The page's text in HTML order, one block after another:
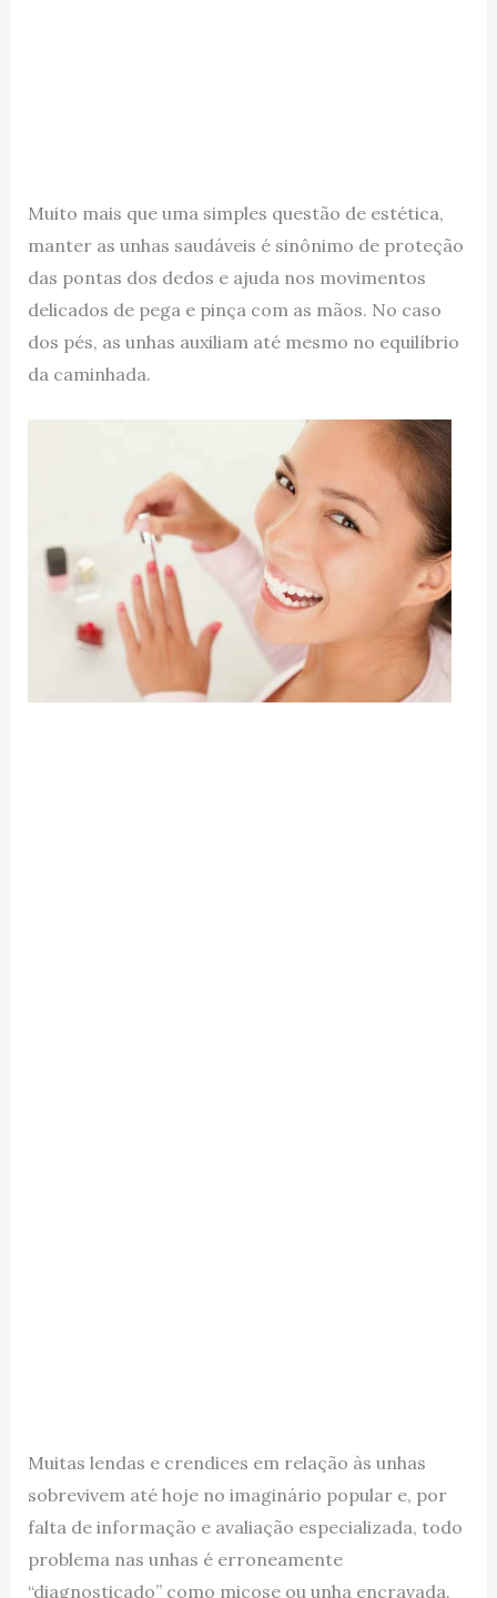
Muito mais que uma simples questão de estética,
manter as unhas saudáveis é sinônimo de proteção
das pontas dos dedos e ajuda nos movimentos
delicados de pega e pinça com as mãos. No caso
dos pés, as unhas auxiliam até mesmo no equilíbrio
da caminhada.
Muitas lendas e crendices em relação às unhas
sobrevivem até hoje no imaginário popular e, por
falta de informação e avaliação especializada, todo
problema nas unhas é erroneamente
“diagnosticado” como micose ou unha encravada.